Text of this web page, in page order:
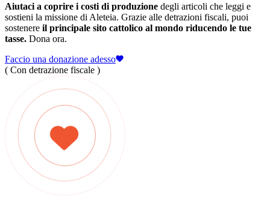
Aiutaci a coprire i costi di produzione degli articoli che leggi e
sostieni la missione di Aleteia. Grazie alle detrazioni fiscali, puoi
sostenere il principale sito cattolico al mondo riducendo le tue
tasse. Dona ora.
Faccio una donazione adesso
( Con detrazione fiscale )